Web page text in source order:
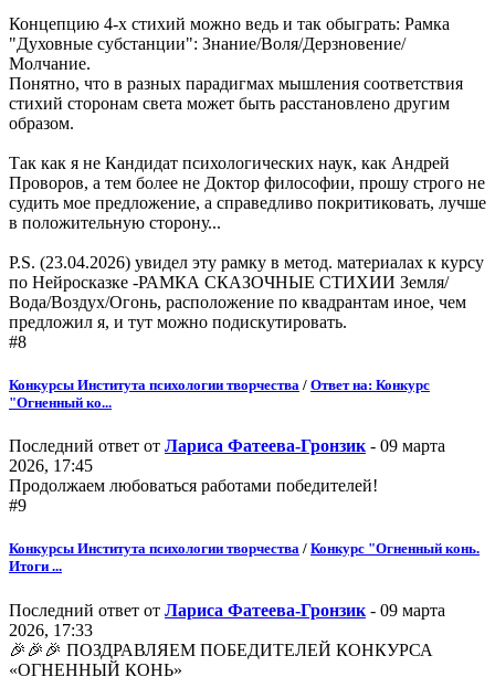
Концепцию 4-х стихий можно ведь и так обыграть: Рамка
"Духовные субстанции": Знание/Воля/Дерзновение/
Молчание.
Понятно, что в разных парадигмах мышления соответствия
стихий сторонам света может быть расстановлено другим
образом.
Так как я не Кандидат психологических наук, как Андрей
Проворов, а тем более не Доктор философии, прошу строго не
судить мое предложение, а справедливо покритиковать, лучше
в положительную сторону...
P.S. (23.04.2026) увидел эту рамку в метод. материалах к курсу
по Нейросказке -РАМКА СКАЗОЧНЫЕ СТИХИИ Земля/
Вода/Воздух/Огонь, расположение по квадрантам иное, чем
предложил я, и тут можно подискутировать.
#8
Конкурсы Института психологии творчества / Ответ на: Конкурс
"Огненный ко...
Последний ответ от Лариса Фатеева-Гронзик - 09 марта
2026, 17:45
Продолжаем любоваться работами победителей!
#9
Конкурсы Института психологии творчества / Конкурс "Огненный конь.
Итоги ...
Последний ответ от Лариса Фатеева-Гронзик - 09 марта
2026, 17:33
🎉🎉🎉 ПОЗДРАВЛЯЕМ ПОБЕДИТЕЛЕЙ КОНКУРСА
«ОГНЕННЫЙ КОНЬ»